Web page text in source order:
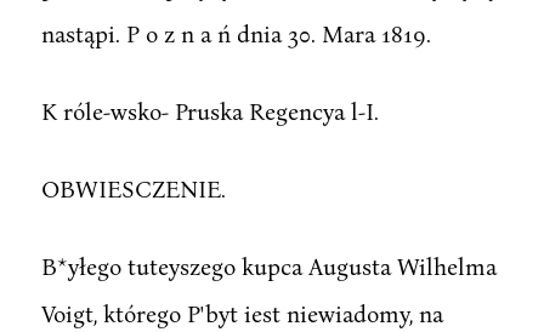
nastąpi. P o z n a ń dnia 30. Mara 1819.
K róle-wsko- Pruska Regencya l-I.
OBWIESCZENIE.
B*yłego tuteyszego kupca Augusta Wilhelma
Voigt, którego P'byt iest niewiadomy, na